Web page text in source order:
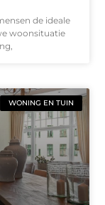
de ideale
woonsituatie
WONING EN TUIN